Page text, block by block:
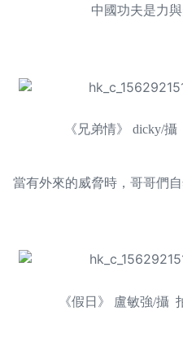
中國功夫是力
《兄弟情》 dicky/
當有外來的威脅時，哥哥們
《假日》 盧敏強/攝